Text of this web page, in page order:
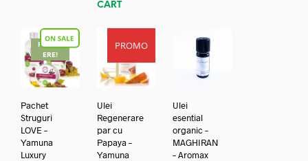
CART
REDUC
ERE!
Pachet
Struguri
LOVE –
Yamuna
Luxury
PROMO
Ulei
Regenerare
par cu
Papaya –
Yamuna
Ulei
esential
organic –
MAGHIRAN
– Aromax